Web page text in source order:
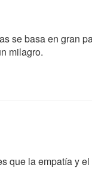
se basa en gran
milagro.
que la empatía y